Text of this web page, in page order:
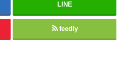
LINE
feedly